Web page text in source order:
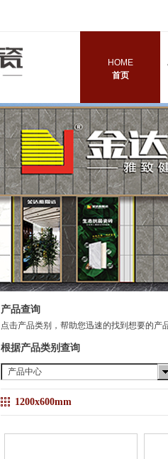
HOME
首页
产品查询
点击产品类别，帮助您迅速的找到想要的产
根据产品类别查询
产品中心
1200x600mm